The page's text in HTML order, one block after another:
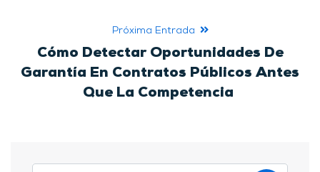
Próxima Entrada
Cómo Detectar Oportunidades De
Garantía En Contratos Públicos Antes
Que La Competencia